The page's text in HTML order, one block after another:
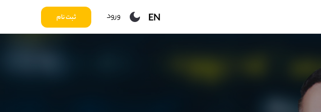
EN ورود ثبت نام